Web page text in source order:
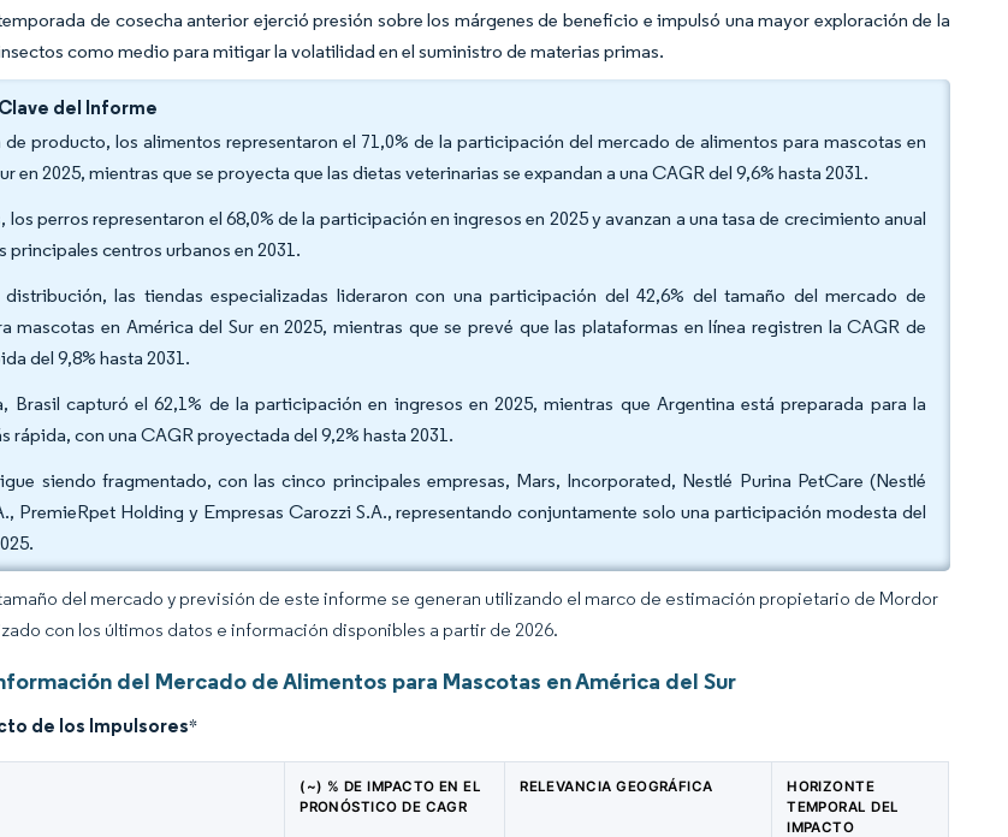
de cosecha anterior ejerció presión sobre los márgenes de beneficio e impulsó una mayor exploración de la
como medio para mitigar la volatilidad en el suministro de materias primas.
del Informe
producto, los alimentos representaron el 71,0% de la participación del mercado de alimentos para mascotas en
en 2025, mientras que se proyecta que las dietas veterinarias se expandan a una CAGR del 9,6% hasta 2031.
los perros representaron el 68,0% de la participación en ingresos en 2025 y avanzan a una tasa de crecimiento anual
principales centros urbanos en 2031.
las tiendas especializadas lideraron con una participación del 42,6% del tamaño del mercado de
mascotas en América del Sur en 2025, mientras que se prevé que las plataformas en línea registren la CAGR de
del 9,8% hasta 2031.
Brasil capturó el 62,1% de la participación en ingresos en 2025, mientras que Argentina está preparada para la
rápida, con una CAGR proyectada del 9,2% hasta 2031.
siendo fragmentado, con las cinco principales empresas, Mars, Incorporated, Nestlé Purina PetCare (Nestlé
PremieRpet Holding y Empresas Carozzi S.A., representando conjuntamente solo una participación modesta del
del mercado y previsión de este informe se generan utilizando el marco de estimación propietario de Mordor
con los últimos datos e información disponibles a partir de 2026.
del Mercado de Alimentos para Mascotas en América del Sur
de los Impulsores*
(~) % DE IMPACTO EN EL
PRONÓSTICO DE CAGR
RELEVANCIA GEOGRÁFICA
HORIZONTE
TEMPORAL DEL
IMPACTO